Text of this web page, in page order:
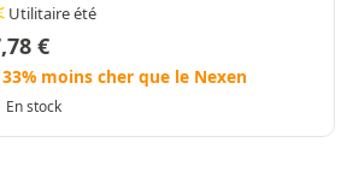
Utilitaire été
€
33% moins cher que le Nexen
En stock